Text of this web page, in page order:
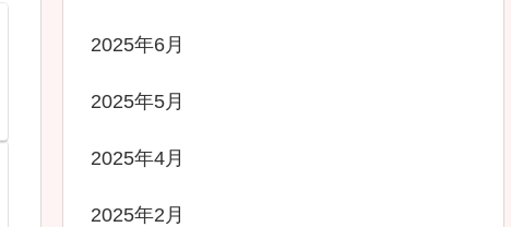
2025年6月
2025年5月
2025年4月
2025年2月